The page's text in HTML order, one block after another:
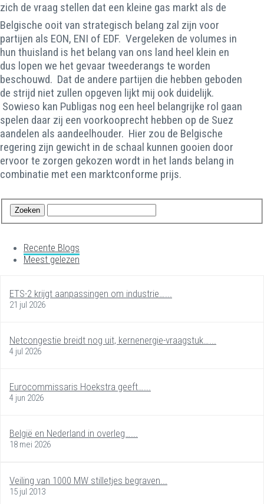
zich de vraag stellen dat een kleine gas markt als de
Belgische ooit van strategisch belang zal zijn voor
partijen als EON, ENI of EDF. Vergeleken de volumes in
hun thuisland is het belang van ons land heel klein en
dus lopen we het gevaar tweederangs te worden
beschouwd. Dat de andere partijen die hebben geboden
de strijd niet zullen opgeven lijkt mij ook duidelijk.
Sowieso kan Publigas nog een heel belangrijke rol gaan
spelen daar zij een voorkooprecht hebben op de Suez
aandelen als aandeelhouder. Hier zou de Belgische
regering zijn gewicht in de schaal kunnen gooien door
ervoor te zorgen gekozen wordt in het lands belang in
combinatie met een marktconforme prijs.
Recente Blogs
Meest gelezen
ETS-2 krijgt aanpassingen om industrie…...
21 jul 2026
Netcongestie breidt nog uit, kernenergie-vraagstuk…...
4 jul 2026
Eurocommissaris Hoekstra geeft…...
4 jun 2026
België en Nederland in overleg…...
18 mei 2026
Veiling van 1000 MW stilletjes begraven...
15 jul 2013